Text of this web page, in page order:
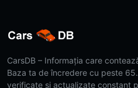
CarsDB – Informația care
Baza ta de încredere cu peste
verificate și actualizate constant